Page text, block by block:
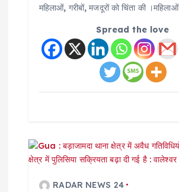
महिलाओं, गरीबों, मजदूरों को चिंता की
Spread the love
RADAR NEWS 24